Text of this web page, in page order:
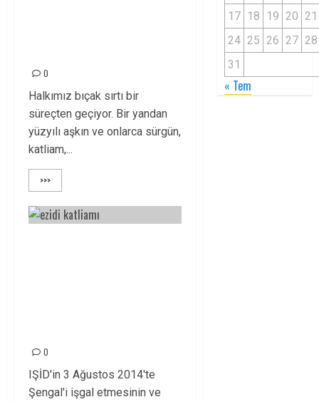
0
Halkımız bıçak sırtı bir
süreçten geçiyor. Bir yandan
yüzyılı aşkın ve onlarca sürgün,
katliam,...
>>>
0
IŞİD'in 3 Ağustos 2014'te
Şengal'i işgal etmesinin ve
17 18 19 20 21
24 25 26 27 28
31
« Tem